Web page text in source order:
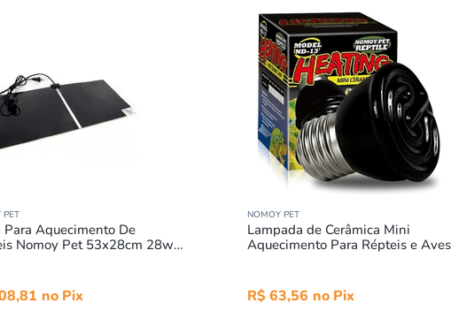
PET
Para Aquecimento De
Nomoy Pet 53x28cm 28w
,81
NOMOY PET
Lampada de Cerâmica Mini
Aquecimento Para Répteis e Aves
R$63,56